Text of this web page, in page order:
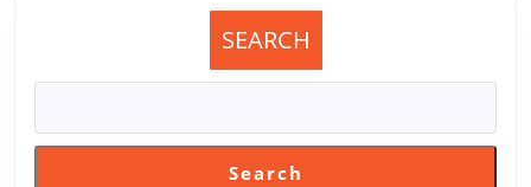
SEARCH
Search